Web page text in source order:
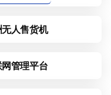
人售货机
管理平台